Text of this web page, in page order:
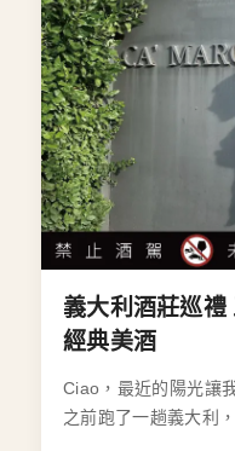
義大利酒莊巡
經典美酒
Ciao，最近的陽光讓
之前跑了一趟義大利